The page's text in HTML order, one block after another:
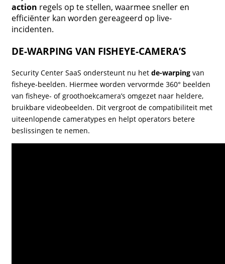
action regels op te stellen, waarmee sneller en
efficiënter kan worden gereageerd op live-
incidenten.
DE-WARPING VAN FISHEYE-CAMERA’S
Security Center SaaS ondersteunt nu hetde-warping van
fisheye-beelden. Hiermee worden vervormde 360° beelden
van fisheye- of groothoekcamera’s omgezet naar heldere,
bruikbare videobeelden. Dit vergroot de compatibiliteit met
uiteenlopende cameratypes en helpt operators betere
beslissingen te nemen.